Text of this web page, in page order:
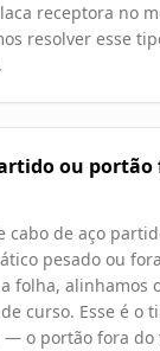
receptora no
resolver esse
ou
cabo de aço
pesado ou
folha, alinhamos
curso. Esse é o
— o portão fora